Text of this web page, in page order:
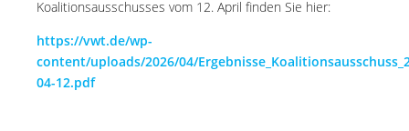
Koalitionsausschusses vom 12. April finden Sie hier:
https://vwt.de/wp-
content/uploads/2026/04/
04-12.pdf